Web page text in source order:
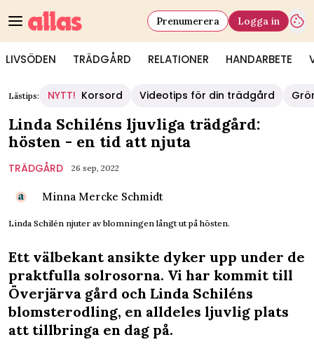
LIVSÖDEN TRÄDGÅRD RELATIONER HANDARBETE
Prenumerera Logga in
Lästips: NYTT! Korsord Videotips för din trädgård
Linda Schiléns ljuvliga trädgård:
hösten - en tid att njuta
TRÄDGÅRD 26 sep, 2022
Minna Mercke Schmidt
Linda Schilén njuter av blomningen långt ut på hösten.
Ett välbekant ansikte dyker upp under de
praktfulla solrosorna. Vi har kommit till
Överjärva gård och Linda Schiléns
blomsterodling, en alldeles ljuvlig plats
att tillbringa en dag på.